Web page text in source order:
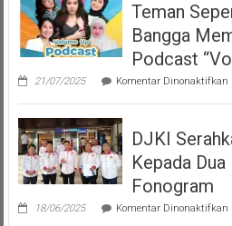
Teman
Bangga
Podcast
21/07/2025 Komentar Dinonaktifkan
DJKI
Kepada
Fonogram
18/06/2025 Komentar Dinonaktifkan